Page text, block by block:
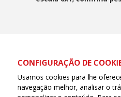
CONFIGURAÇÃO DE
Usamos cookies para lhe
navegação melhor, analisar o